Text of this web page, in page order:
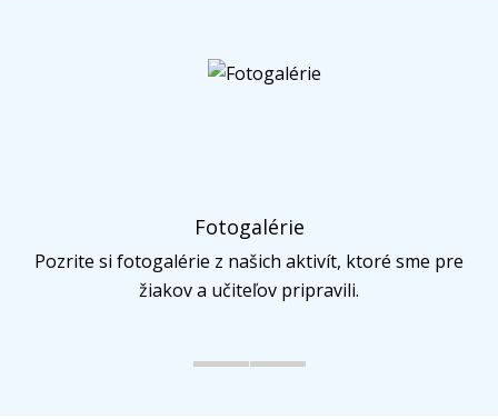
Fotogalérie
Pozrite si fotogalérie z našich aktivít, ktoré sme pre
žiakov a učiteľov pripravili.